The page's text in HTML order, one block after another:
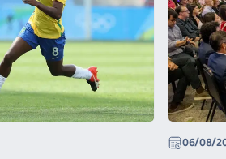
06/08/